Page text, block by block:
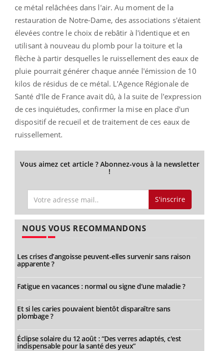
ce métal relâchées dans l'air. Au moment de la
restauration de Notre-Dame, des associations s'étaient
élevées contre le choix de rebâtir à l'identique et en
utilisant à nouveau du plomb pour la toiture et la
flèche à partir desquelles le ruissellement des eaux de
pluie pourrait générer chaque année l'émission de 10
kilos de résidus de ce métal. L'Agence Régionale de
Santé d'Ile de France avait dû, à la suite de l'expression
de ces inquiétudes, confirmer la mise en place d'un
dispositif de recueil et de traitement de ces eaux de
ruissellement.
Vous aimez cet article ? Abonnez-vous à la newsletter
!
S'inscrire
NOUS VOUS RECOMMANDONS
Les crises d’angoisse peuvent-elles survenir sans raison
apparente ?
Fatigue en vacances : normal ou signe d’une maladie ?
Et si les caries pouvaient bientôt disparaître sans
plombage ?
Éclipse solaire du 12 août : “Des verres adaptés, c'est
indispensable pour la santé des yeux”